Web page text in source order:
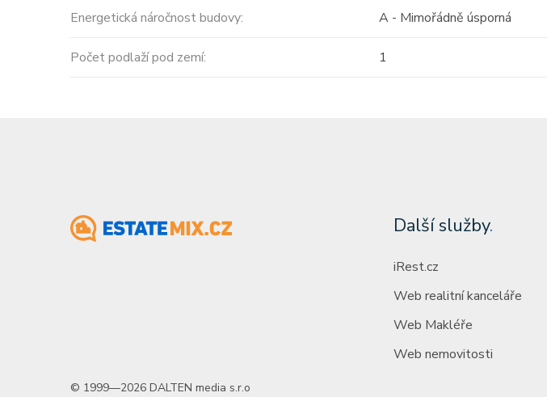
Energetická náročnost budovy: A - Mimořádně úsporná
Počet podlaží pod zemí: 1
Další služby.
iRest.cz
Web realitní kanceláře
Web Makléře
Web nemovitosti
© 1999—2026 DALTEN media s.r.o